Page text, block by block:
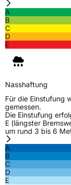
A
B
C
D
E
Nasshaftung
Für die Einstufung
gemessen.
Die Einstufung
E (längster
um rund 3 bis 6
A
B
C
D
E